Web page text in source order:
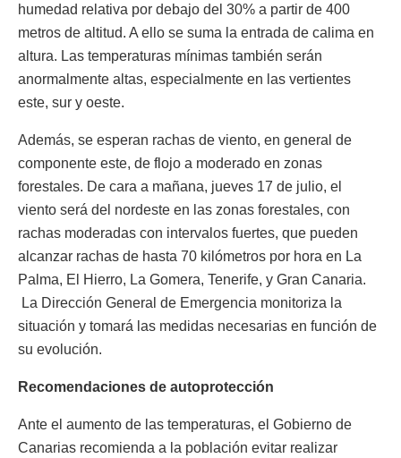
humedad relativa por debajo del 30% a partir de 400
metros de altitud. A ello se suma la entrada de calima en
altura. Las temperaturas mínimas también serán
anormalmente altas, especialmente en las vertientes
este, sur y oeste.
Además, se esperan rachas de viento, en general de
componente este, de flojo a moderado en zonas
forestales. De cara a mañana, jueves 17 de julio, el
viento será del nordeste en las zonas forestales, con
rachas moderadas con intervalos fuertes, que pueden
alcanzar rachas de hasta 70 kilómetros por hora en La
Palma, El Hierro, La Gomera, Tenerife, y Gran Canaria.
La Dirección General de Emergencia monitoriza la
situación y tomará las medidas necesarias en función de
su evolución.
Recomendaciones de autoprotección
Ante el aumento de las temperaturas, el Gobierno de
Canarias recomienda a la población evitar realizar